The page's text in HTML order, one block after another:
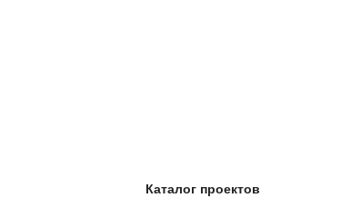
Каталог проектов